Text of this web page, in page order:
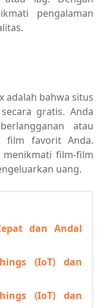
pengalaman
adalah bahwa situs
gratis. Anda
atau
film favorit Anda.
menikmati film-film
uang.
dan Andal
(IoT) dan
(IoT) dan